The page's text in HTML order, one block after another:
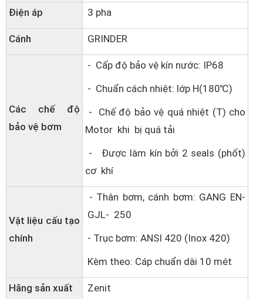
Điện áp 3 pha
Cánh GRINDER
Các chế độ
bảo vệ bơm
- Cấp độ bảo vệ kín nước: IP68
- Chuẩn cách nhiệt: lớp H(180℃)
- Chế độ bảo vệ quá nhiệt (T) cho
Motor khi bị quá tải
- Được làm kín bởi 2 seals (phốt)
cơ khí
Vật liệu cấu tạo
chính
- Thân bơm, cánh bơm: GANG EN-
GJL- 250
- Trục bơm: ANSI 420 (Inox 420)
Kèm theo: Cáp chuẩn dài 10 mét
Hãng sản xuất Zenit